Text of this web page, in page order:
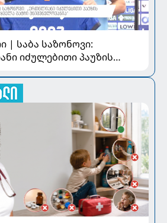
| საბა საზონოვი:
იძულებითი პაუზის